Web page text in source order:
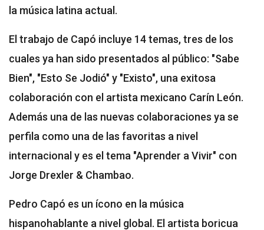
la música latina actual.
El trabajo de Capó incluye 14 temas, tres de los
cuales ya han sido presentados al público: "Sabe
Bien", "Esto Se Jodió" y "Existo", una exitosa
colaboración con el artista mexicano Carín León.
Además una de las nuevas colaboraciones ya se
perfila como una de las favoritas a nivel
internacional y es el tema "Aprender a Vivir" con
Jorge Drexler & Chambao.
Pedro Capó es un ícono en la música
hispanohablante a nivel global. El artista boricua